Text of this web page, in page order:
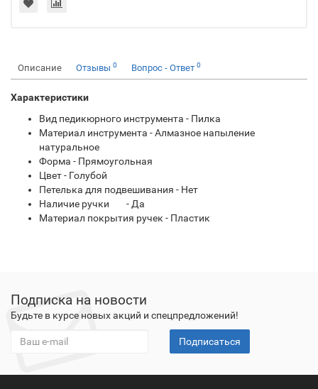
Описание Отзывы 0 Вопрос - Ответ 0
Характеристики
Вид педикюрного инструмента - Пилка
Материал инструмента - Алмазное напыление
натуральное
Форма - Прямоугольная
Цвет - Голубой
Петелька для подвешивания - Нет
Наличие ручки
- Да
Материал покрытия ручек - Пластик
Подписка на новости
Будьте в курсе новых акций и спецпредложений!
Подписаться